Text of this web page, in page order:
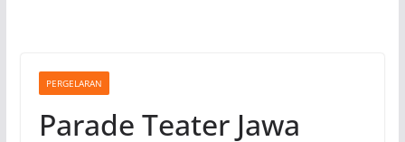
PERGELARAN
Parade Teater Jawa